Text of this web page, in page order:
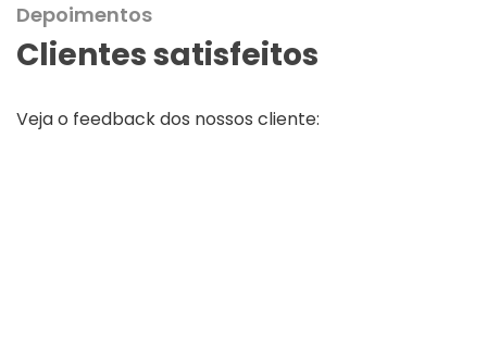
Depoimentos
Clientes satisfeitos
Veja o feedback dos nossos cliente: